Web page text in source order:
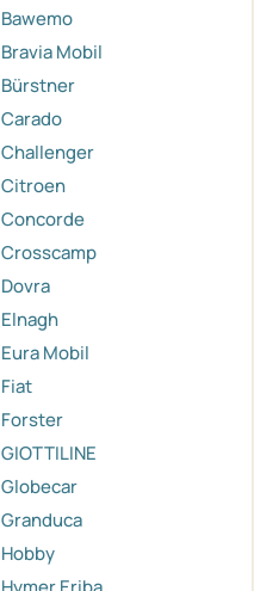
Bawemo
Bravia Mobil
Bürstner
Carado
Challenger
Citroen
Concorde
Crosscamp
Dovra
Elnagh
Eura Mobil
Fiat
Forster
GIOTTILINE
Globecar
Granduca
Hobby